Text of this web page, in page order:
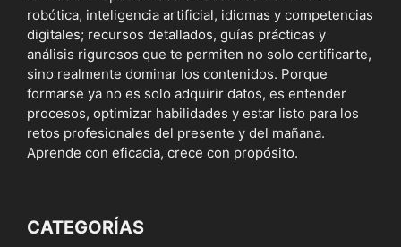
robótica, inteligencia artificial, idiomas y competencias
digitales; recursos detallados, guías prácticas y
análisis rigurosos que te permiten no solo certificarte,
sino realmente dominar los contenidos. Porque
formarse ya no es solo adquirir datos, es entender
procesos, optimizar habilidades y estar listo para los
retos profesionales del presente y del mañana.
Aprende con eficacia, crece con propósito.
CATEGORÍAS